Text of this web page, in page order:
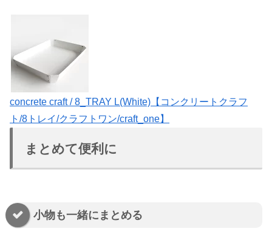
concrete craft / 8_TRAY L(White)【コンクリートクラフ
ト/8トレイ/クラフトワン/craft_one】
まとめて便利に
小物も一緒にまとめる